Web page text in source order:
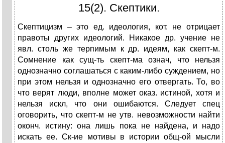
15(2). Скептики.
Скептицизм – это ед. идеология, кот. не отрицает
правоты других идеологий. Никакое др. учение не
явл. столь же терпимым к др. идеям, как скепт-м.
Сомнение как сущ-ть скепт-ма означ, что нельзя
однозначно соглашаться с каким-либо суждением, но
при этом нельзя и однозначно его отвергать. То, во
что верят люди, вполне может оказ. истиной, хотя и
нельзя искл, что они ошибаются. Следует спец
оговорить, что скепт-м не утв. невозможности найти
оконч. истину: она лишь пока не найдена, и надо
искать ее. Ск-ие мотивы в истории общ-ой мысли